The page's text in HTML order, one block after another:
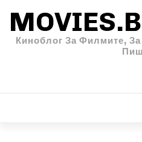
Киноблог За Филмите,